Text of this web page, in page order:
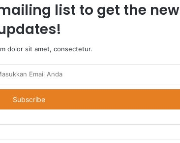
list to get the new
dolor sit amet, consectetur.